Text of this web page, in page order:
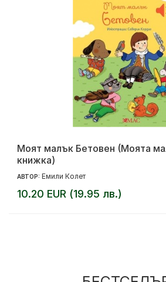
Моят малък Бетовен (Моята
книжка)
АВТОР: Емили Колет
10.20 EUR (19.95 лв.)